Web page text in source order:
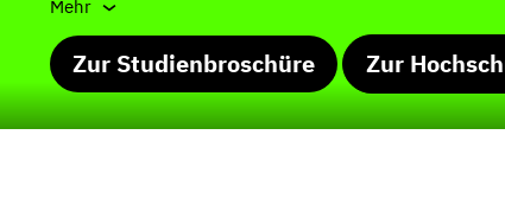
Mehr
Zur Studienbroschüre Zur